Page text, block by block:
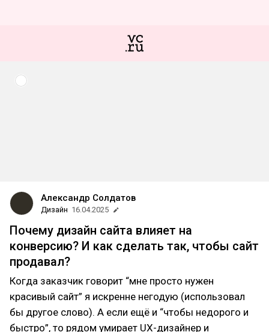
Александр Солдатов
Дизайн 16.04.2025
Почему дизайн сайта влияет на
конверсию? И как сделать так, чтобы сайт
продавал?
Когда заказчик говорит “мне просто нужен
красивый сайт” я искренне негодую (использовал
бы другое слово). А если ещё и “чтобы недорого и
быстро”, то рядом умирает UX-дизайнер и